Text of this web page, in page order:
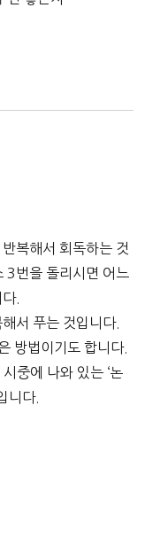
복해서 회독하는 것
3번을 돌리시면 어느
.
서 푸는 것입니다.
방법이기도 합니다.
중에 나와 있는 ‘논
니다.